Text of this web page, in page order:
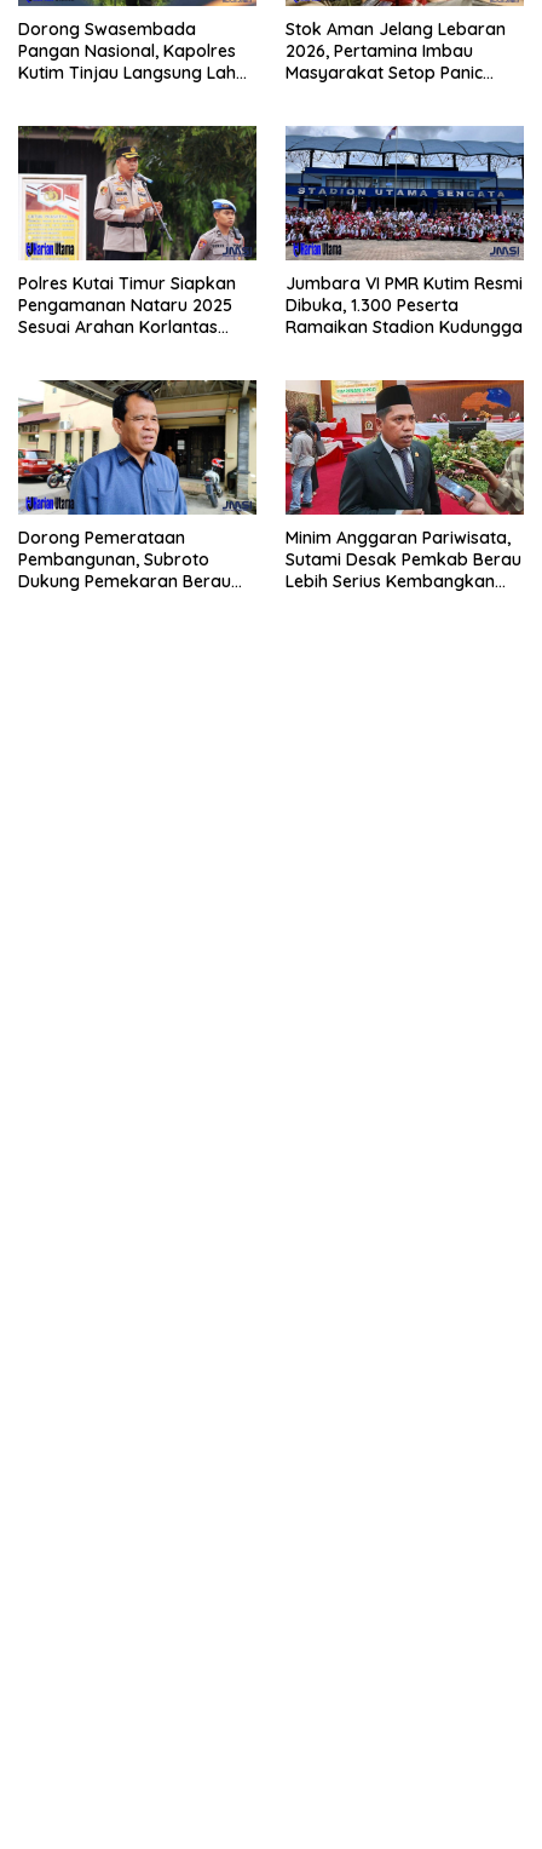
Dorong Swasembada
Pangan Nasional, Kapolres
Kutim Tinjau Langsung Lahan
Stok Aman Jelang Lebaran
2026, Pertamina Imbau
Masyarakat Setop Panic
Polres Kutai Timur Siapkan
Pengamanan Nataru 2025
Sesuai Arahan Korlantas
Jumbara VI PMR Kutim Resmi
Dibuka, 1.300 Peserta
Ramaikan Stadion Kudungga
Dorong Pemerataan
Pembangunan, Subroto
Dukung Pemekaran Berau
Minim Anggaran Pariwisata,
Sutami Desak Pemkab Berau
Lebih Serius Kembangkan